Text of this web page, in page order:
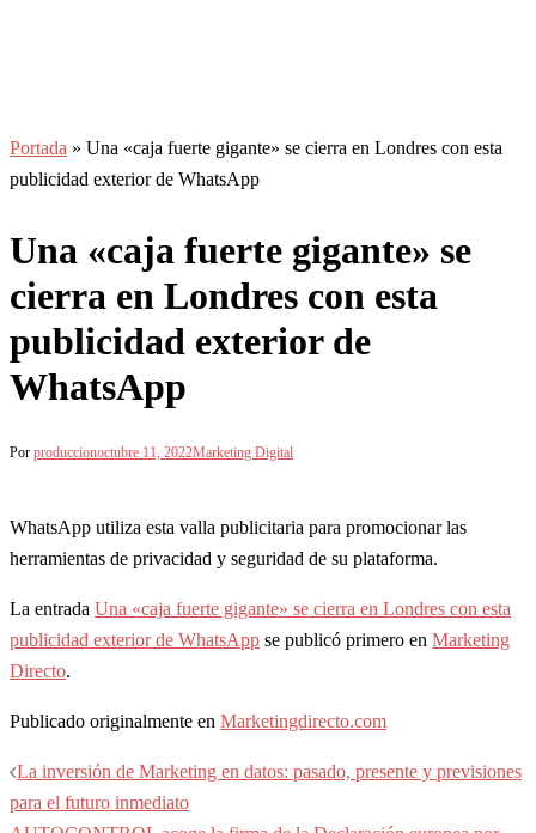
Portada » Una «caja fuerte gigante» se cierra en Londres con esta
publicidad exterior de WhatsApp
Una «caja fuerte gigante» se
cierra en Londres con esta
publicidad exterior de
WhatsApp
Por produccionoctubre 11, 2022Marketing Digital
WhatsApp utiliza esta valla publicitaria para promocionar las
herramientas de privacidad y seguridad de su plataforma.
La entrada Una «caja fuerte gigante» se cierra en Londres con esta
publicidad exterior de WhatsApp se publicó primero en Marketing
Directo.
Publicado originalmente en Marketingdirecto.com
Navegación
de
La inversión de Marketing en datos: pasado, presente y previsiones
para el futuro inmediato